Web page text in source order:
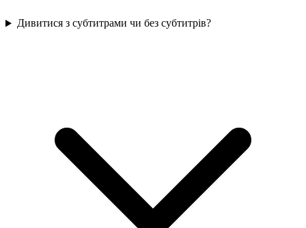
Дивитися з субтитрами чи без субтитрів?